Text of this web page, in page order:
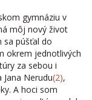
gymnáziu v
môj nový život
sa púšťal do
okrem jednotlivých
za sebou i
Nerudu(2),
A hoci som